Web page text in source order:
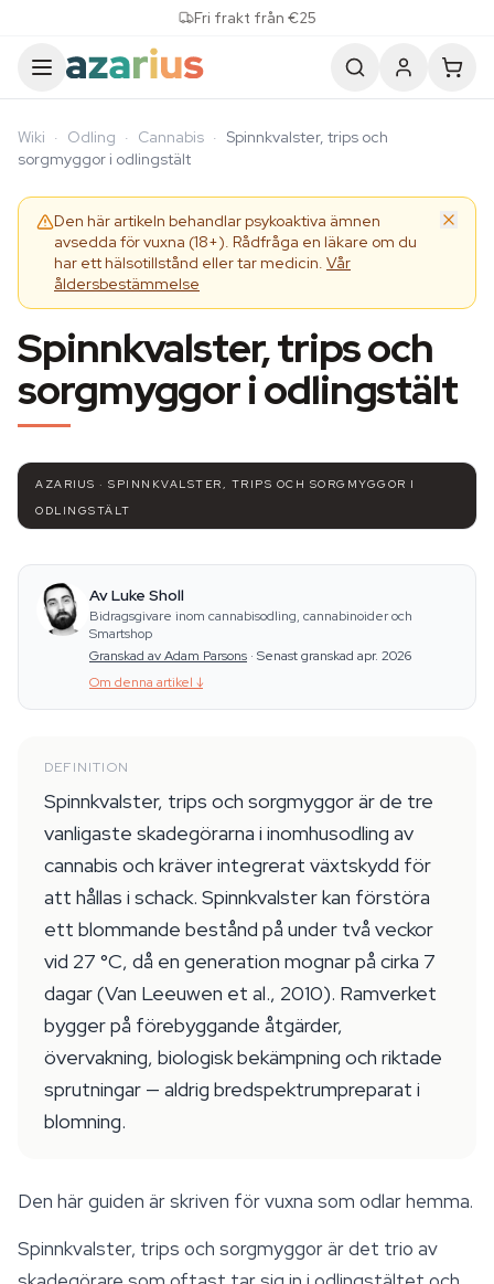
Fri frakt från €25
Wiki · Odling · Cannabis · Spinnkvalster, trips och
sorgmyggor i odlingstält
Den här artikeln behandlar psykoaktiva ämnen
avsedda för vuxna (18+). Rådfråga en läkare om du
har ett hälsotillstånd eller tar medicin. Vår
åldersbestämmelse
Spinnkvalster, trips och
sorgmyggor i odlingstält
AZARIUS · SPINNKVALSTER, TRIPS OCH SORGMYGGOR I
ODLINGSTÄLT
Av Luke Sholl
Bidragsgivare inom cannabisodling, cannabinoider och
Smartshop
Granskad av Adam Parsons · Senast granskad apr. 2026
Om denna artikel ↓
DEFINITION
Spinnkvalster, trips och sorgmyggor är de tre
vanligaste skadegörarna i inomhusodling av
cannabis och kräver integrerat växtskydd för
att hållas i schack. Spinnkvalster kan förstöra
ett blommande bestånd på under två veckor
vid 27 °C, då en generation mognar på cirka 7
dagar (Van Leeuwen et al., 2010). Ramverket
bygger på förebyggande åtgärder,
övervakning, biologisk bekämpning och riktade
sprutningar — aldrig bredspektrumpreparat i
blomning.
Den här guiden är skriven för vuxna som odlar hemma.
Spinnkvalster, trips och sorgmyggor är det trio av